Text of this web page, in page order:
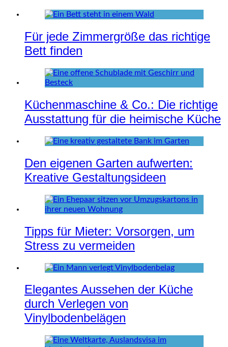
Für jede Zimmergröße das richtige
Bett finden
Küchenmaschine & Co.: Die richtige
Ausstattung für die heimische Küche
Den eigenen Garten aufwerten:
Kreative Gestaltungsideen
Tipps für Mieter: Vorsorgen, um
Stress zu vermeiden
Elegantes Aussehen der Küche
durch Verlegen von
Vinylbodenbelägen